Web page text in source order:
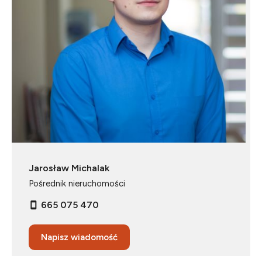
Jarosław Michalak
Pośrednik nieruchomości
665 075 470
Napisz wiadomość